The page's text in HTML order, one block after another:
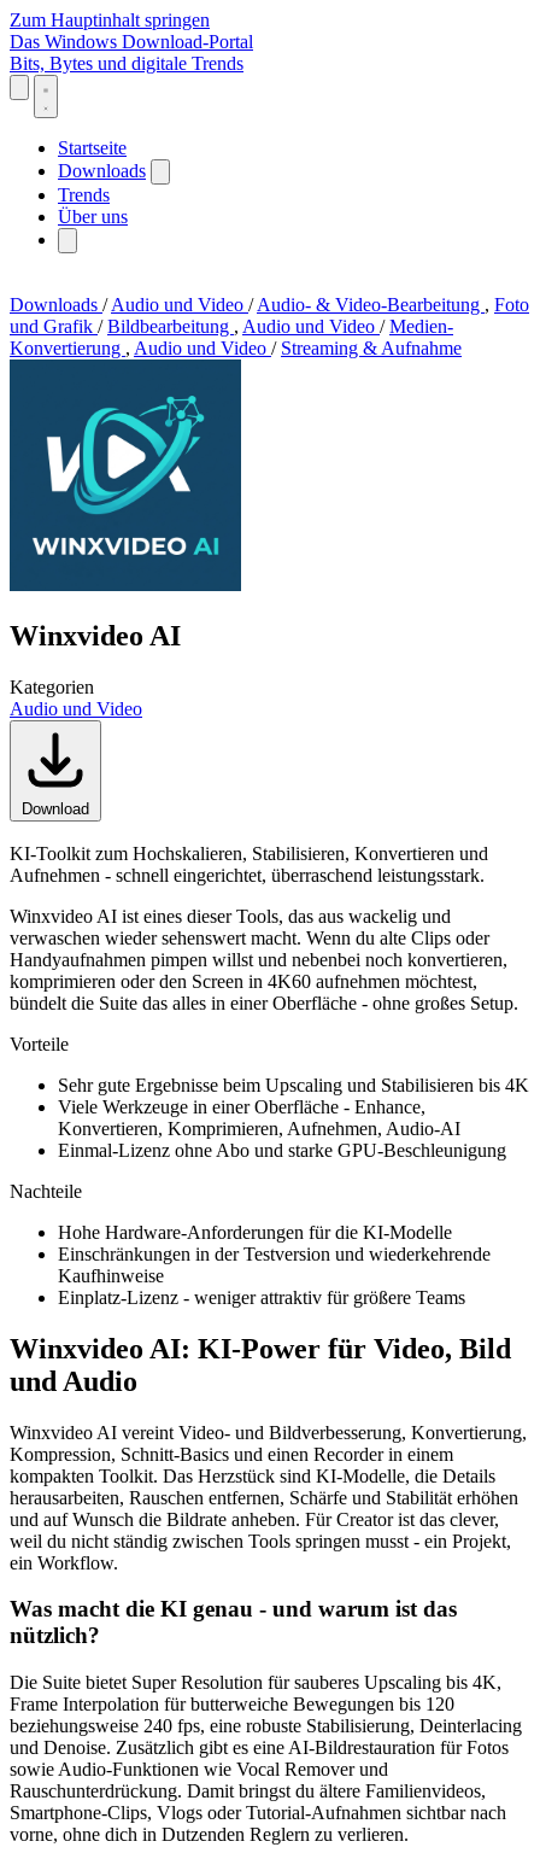
Zum Hauptinhalt springen
Das Windows Download-Portal
Bits, Bytes und digitale Trends
Startseite
Downloads
Trends
Über uns
Downloads / Audio und Video / Audio- & Video-Bearbeitung , Foto
und Grafik / Bildbearbeitung , Audio und Video / Medien-
Konvertierung , Audio und Video / Streaming & Aufnahme
Winxvideo AI
Kategorien
Audio und Video
Download
KI-Toolkit zum Hochskalieren, Stabilisieren, Konvertieren und
Aufnehmen - schnell eingerichtet, überraschend leistungsstark.
Winxvideo AI ist eines dieser Tools, das aus wackelig und
verwaschen wieder sehenswert macht. Wenn du alte Clips oder
Handyaufnahmen pimpen willst und nebenbei noch konvertieren,
komprimieren oder den Screen in 4K60 aufnehmen möchtest,
bündelt die Suite das alles in einer Oberfläche - ohne großes Setup.
Vorteile
Sehr gute Ergebnisse beim Upscaling und Stabilisieren bis 4K
Viele Werkzeuge in einer Oberfläche - Enhance,
Konvertieren, Komprimieren, Aufnehmen, Audio-AI
Einmal-Lizenz ohne Abo und starke GPU-Beschleunigung
Nachteile
Hohe Hardware-Anforderungen für die KI-Modelle
Einschränkungen in der Testversion und wiederkehrende
Kaufhinweise
Einplatz-Lizenz - weniger attraktiv für größere Teams
Winxvideo AI: KI-Power für Video, Bild
und Audio
Winxvideo AI vereint Video- und Bildverbesserung, Konvertierung,
Kompression, Schnitt-Basics und einen Recorder in einem
kompakten Toolkit. Das Herzstück sind KI-Modelle, die Details
herausarbeiten, Rauschen entfernen, Schärfe und Stabilität erhöhen
und auf Wunsch die Bildrate anheben. Für Creator ist das clever,
weil du nicht ständig zwischen Tools springen musst - ein Projekt,
ein Workflow.
Was macht die KI genau - und warum ist das
nützlich?
Die Suite bietet Super Resolution für sauberes Upscaling bis 4K,
Frame Interpolation für butterweiche Bewegungen bis 120
beziehungsweise 240 fps, eine robuste Stabilisierung, Deinterlacing
und Denoise. Zusätzlich gibt es eine AI-Bildrestauration für Fotos
sowie Audio-Funktionen wie Vocal Remover und
Rauschunterdrückung. Damit bringst du ältere Familienvideos,
Smartphone-Clips, Vlogs oder Tutorial-Aufnahmen sichtbar nach
vorne, ohne dich in Dutzenden Reglern zu verlieren.